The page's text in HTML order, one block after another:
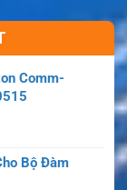
Comm-
Bộ Đàm